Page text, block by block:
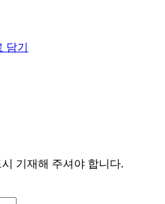
담기
기재해 주셔야 합니다.